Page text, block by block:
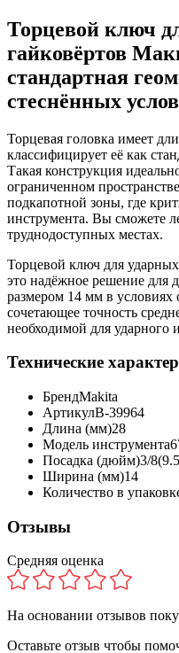
Торцевой ключ
гайковёртов
стандартная
стеснённых
Торцевая головка имеет
классифицирует её как
Такая конструкция
ограниченном
подкапотной зоны, где
инструмента. Вы сможете
труднодоступных местах.
Торцевой ключ для
это надёжное решение для
размером 14 мм в условиях
сочетающее точность
необходимой для ударного
Технические
БрендMakita
АртикулB-39964
Длина (мм)28
Модель инструмента
Посадка (дюйм)3/
Ширина (мм)14
Количество в
Отзывы
Средняя оценка
На основании отзывов
Оставьте отзыв чтобы